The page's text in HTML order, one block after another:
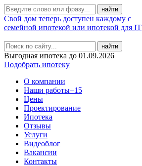
Свой дом теперь доступен каждому с
семейной ипотекой или ипотекой для IT
найти
Выгодная ипотека до 01.09.2026
Подобрать ипотеку
О компании
Наши работы+15
Цены
Проектирование
Ипотека
Отзывы
Услуги
Видеоблог
Вакансии
Контакты